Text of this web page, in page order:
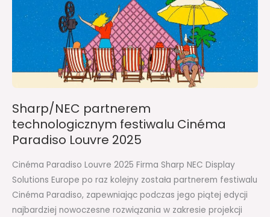
Sharp/NEC partnerem
technologicznym festiwalu Cinéma
Paradiso Louvre 2025
Cinéma Paradiso Louvre 2025 Firma Sharp NEC Display
Solutions Europe po raz kolejny została partnerem festiwalu
Cinéma Paradiso, zapewniając podczas jego piątej edycji
najbardziej nowoczesne rozwiązania w zakresie projekcji
Paradiso
Louvre